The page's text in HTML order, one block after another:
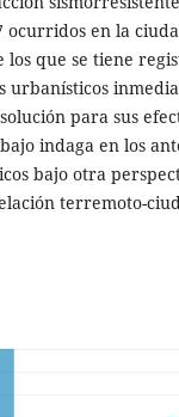
ocurridos en la
los que se tiene
urbanísticos
para sus
indaga en los
bajo otra
terremoto-